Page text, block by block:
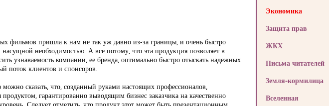
фильмов пришла к нам не так уж давно из-за границы, и очень быстро
насущной необходимостью. А все потому, что эта продукция позволяет в
узнаваемость компании, ее бренда, оптимально быстро отыскать надежных
поток клиентов и спонсоров.
сказать, что, созданный руками настоящих профессионалов,
продуктом, гарантированно выводящим бизнес заказчика на качественно
Экономика
Защита прав
ЖКХ
Письма читателей
Земля-кормилица
Вселенная